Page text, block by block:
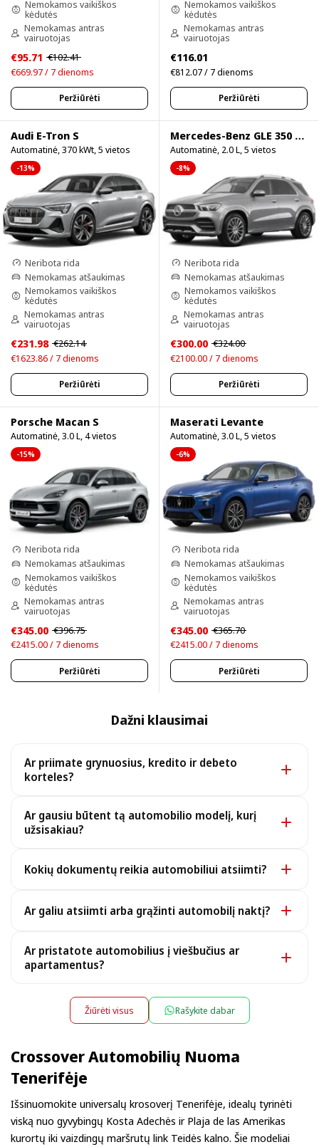
Nemokamos vaikiškos
kėdutės
Nemokamas antras
vairuotojas
€95.71 €102.41
€669.97 / 7 dienoms
Peržiūrėti
Nemokamos vaikiškos
kėdutės
Nemokamas antras
vairuotojas
€116.01
€812.07 / 7 dienoms
Peržiūrėti
Audi E-Tron S
Automatinė, 370 kWt, 5 vietos
-13%
Neribota rida
Nemokamas atšaukimas
Nemokamos vaikiškos
kėdutės
Nemokamas antras
vairuotojas
€231.98 €262.14
€1623.86 / 7 dienoms
Peržiūrėti
Mercedes-Benz GLE 350 4Matic
Automatinė, 2.0 L, 5 vietos
-8%
Neribota rida
Nemokamas atšaukimas
Nemokamos vaikiškos
kėdutės
Nemokamas antras
vairuotojas
€300.00 €324.00
€2100.00 / 7 dienoms
Peržiūrėti
Porsche Macan S
Automatinė, 3.0 L, 4 vietos
-15%
Neribota rida
Nemokamas atšaukimas
Nemokamos vaikiškos
kėdutės
Nemokamas antras
vairuotojas
€345.00 €396.75
€2415.00 / 7 dienoms
Peržiūrėti
Maserati Levante
Automatinė, 3.0 L, 5 vietos
-6%
Neribota rida
Nemokamas atšaukimas
Nemokamos vaikiškos
kėdutės
Nemokamas antras
vairuotojas
€345.00 €365.70
€2415.00 / 7 dienoms
Peržiūrėti
Dažni klausimai
Ar priimate grynuosius, kredito ir debeto
korteles?
kredito ir debeto korteles.
Ar gausiu būtent tą automobilio modelį, kurį
užsisakiau?
jo nebūtų, suteiksime panašų ar geresnį automobilį
Kokių dokumentų reikia automobiliui atsiimti?
galiojantį pasą ar asmens tapatybės kortelę,
(išsiunčiamas po apmokėjimo; tinka elektroninė kopija).
Ar galiu atsiimti arba grąžinti automobilį naktį?
skrydžius: nurodykite skrydžio numerį ir mes jūsų
lauksime. Už atsiėmimą ar grąžinimą nuo 22:00 iki
tiksli suma rodoma rezervacijos metu.
Ar pristatote automobilius į viešbučius ar
apartamentus?
apartamentų ar vilos ir nuomos pabaigoje jį ten pat
pasiimame. Rezervuodami tiesiog pasirinkite savo
priklausomai nuo vietos gali būti taikomas nedidelis
pristatymo mokestis, visada nurodomas iš anksto.
Žiūrėti visus Rašykite dabar
Crossover Automobilių Nuoma
Tenerifėje
Išsinuomokite universalų krosoverį Tenerifėje, idealų tyrinėti
viską nuo gyvybingų Kosta Adechės ir Plaja de las Amerikas
kurortų iki vaizdingų maršrutų link Teidės kalno. Šie modeliai